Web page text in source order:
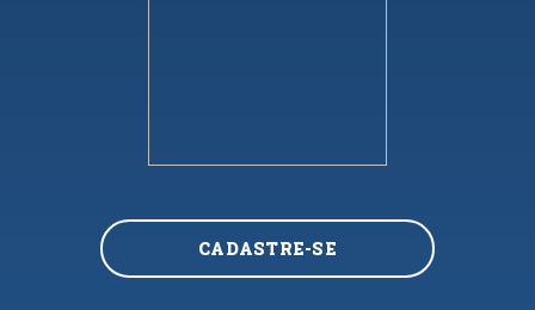
CADASTRE-SE